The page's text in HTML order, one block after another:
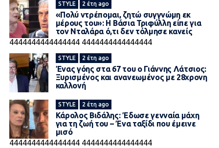
STYLE 2 έτη ago
«Πολύ ντρέπομαι, ζητώ συγγνώμη εκ
μέρους του»: Η Βάσια Τριφύλλη είπε για
τον Νταλάρα ό,τι δεν τόλμησε κανείς
4444444444444444
STYLE 2 έτη ago
Ένας γόης στα 67 του ο Γιάννης Λάτσιος:
Ξυρισμένος και ανανεωμένος με 28χρονη
καλλονή
4444444444444444
STYLE 2 έτη ago
Κάρολος Βιδάλης: Έδωσε γενναία μάχη
για τη ζωή του – Ένα ταξίδι που έμεινε
μισό
4444444444444444 4444444444444444